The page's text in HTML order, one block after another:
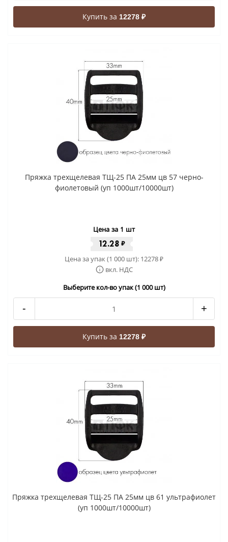
Купить за 12278 ₽
Пряжка трехщелевая ТЩ-25 ПА 25мм цв 57 черно-
фиолетовый (уп 1000шт/10000шт)
Цена за 1 шт
12.28 ₽
Цена за упак (1 000 шт): 12278₽
вкл. НДС
Выберите кол-во упак (1 000 шт)
- +
Купить за 12278 ₽
Пряжка трехщелевая ТЩ-25 ПА 25мм цв 61 ультрафиолет
(уп 1000шт/10000шт)